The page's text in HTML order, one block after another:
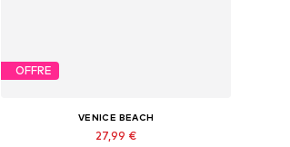
OFFRE
VENICE BEACH
27,99 €